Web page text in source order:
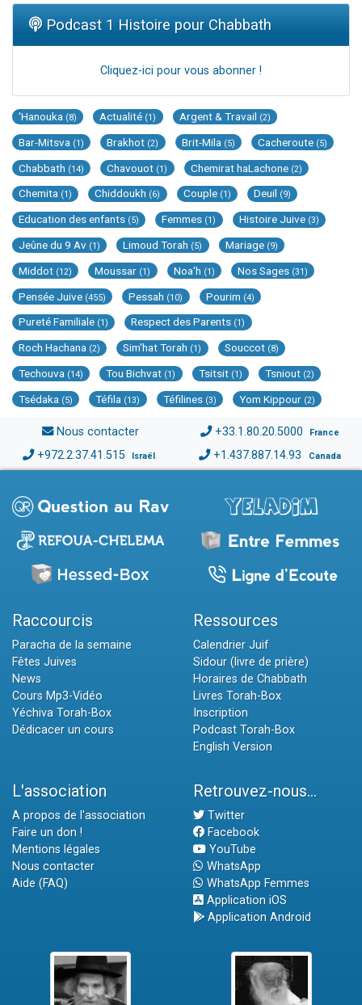
Podcast 1 Histoire pour Chabbath
Cliquez-ici pour vous abonner !
'Hanouka (8) Actualité (1) Argent & Travail (2)
Bar-Mitsva (1) Brakhot (2) Brit-Mila (5) Cacheroute (5)
Chabbath (14) Chavouot (1) Chemirat haLachone (2)
Chemita (1) Chiddoukh (6) Couple (1) Deuil (9)
Education des enfants (5) Femmes (1) Histoire Juive (3)
Jeûne du 9 Av (1) Limoud Torah (5) Mariage (9)
Middot (12) Moussar (1) Noa'h (1) Nos Sages (31)
Pensée Juive (455) Pessah (10) Pourim (4)
Pureté Familiale (1) Respect des Parents (1)
Roch Hachana (2) Sim'hat Torah (1) Souccot (8)
Techouva (14) Tou Bichvat (1) Tsitsit (1) Tsniout (2)
Tsédaka (5) Téfila (13) Téfilines (3) Yom Kippour (2)
Nous contacter +33.1.80.20.5000 France
+972.2.37.41.515 Israël +1.437.887.14.93 Canada
Raccourcis
Paracha de la semaine
Fêtes Juives
News
Cours Mp3-Vidéo
Yéchiva Torah-Box
Dédicacer un cours
Ressources
Calendrier Juif
Sidour (livre de prière)
Horaires de Chabbath
Livres Torah-Box
Inscription
Podcast Torah-Box
English Version
L'association
A propos de l'association
Faire un don !
Mentions légales
Nous contacter
Aide (FAQ)
Retrouvez-nous...
Twitter
Facebook
YouTube
WhatsApp
WhatsApp Femmes
Application iOS
Application Android